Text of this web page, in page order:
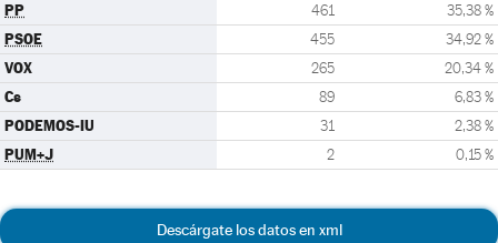
PP 461 35,38 %
PSOE 455 34,92 %
VOX 265 20,34 %
Cs 89 6,83 %
PODEMOS-IU 31 2,38 %
PUM+J 2 0,15 %
Descárgate los datos en xml